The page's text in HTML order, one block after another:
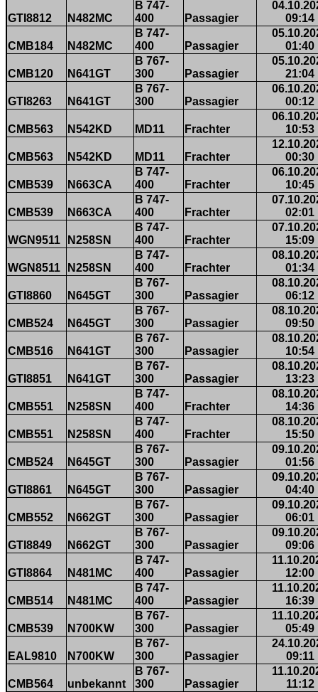
GTI8812 N482MC
B 747-
400
Passagier
09:14
CMB184 N482MC
B 747-
400
Passagier
01:40
CMB120 N641GT
B 767-
300
Passagier
21:04
GTI8263 N641GT
B 767-
300
Passagier
00:12
CMB563 N542KD MD11 Frachter
10:53
CMB563 N542KD MD11 Frachter
00:30
CMB539 N663CA
B 747-
400
Frachter
10:45
CMB539 N663CA
B 747-
400
Frachter
02:01
WGN9511 N258SN
B 747-
400
Frachter
15:09
WGN8511 N258SN
B 747-
400
Frachter
01:34
GTI8860 N645GT
B 767-
300
Passagier
06:12
CMB524 N645GT
B 767-
300
Passagier
09:50
CMB516 N641GT
B 767-
300
Passagier
10:54
GTI8851 N641GT
B 767-
300
Passagier
13:23
CMB551 N258SN
B 747-
400
Frachter
14:36
CMB551 N258SN
B 747-
400
Frachter
15:50
CMB524 N645GT
B 767-
300
Passagier
01:56
GTI8861 N645GT
B 767-
300
Passagier
04:40
CMB552 N662GT
B 767-
300
Passagier
06:01
GTI8849 N662GT
B 767-
300
Passagier
09:06
GTI8864 N481MC
B 747-
400
Passagier
12:00
CMB514 N481MC
B 747-
400
Passagier
16:39
CMB539 N700KW
B 767-
300
Passagier
05:49
EAL9810 N700KW
B 767-
300
Passagier
09:11
CMB564 unbekannt
B 767-
300
Passagier
11:12